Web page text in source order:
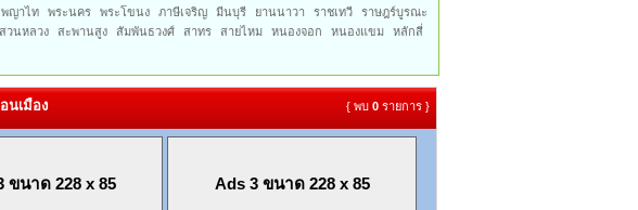
พญาไท พระนคร พระโขนง ภาษีเจริญ มีนบุรี ยานนาวา ราชเทวี
ราษฎร์บูรณะ
สวนหลวง สะพานสูง สัมพันธวงศ์ สาทร สายไหม หนองจอก หนองแขม
หลักสี่
นเมือง { พบ 0 รายการ }
ขนาด 228 x 85 Ads 3 ขนาด 228 x 85